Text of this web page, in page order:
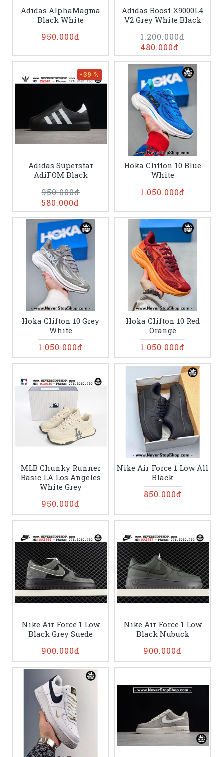
Adidas AlphaMagma
Black White
950.000đ
Adidas Boost X9000L4
V2 Grey White Black
480.000đ
1.200.000đ
-39 %
Adidas Superstar
AdiFOM Black
580.000đ
950.000đ
Hoka Clifton 10 Blue
White
1.050.000đ
Hoka Clifton 10 Grey
White
1.050.000đ
Hoka Clifton 10 Red
Orange
1.050.000đ
MLB Chunky Runner
Basic LA Los Angeles
White Grey
950.000đ
Nike Air Force 1 Low All
Black
850.000đ
Nike Air Force 1 Low
Black Grey Suede
900.000đ
Nike Air Force 1 Low
Black Nubuck
900.000đ